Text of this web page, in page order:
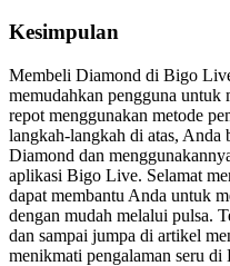
Kesimpulan
Membeli Diamond di Bigo
memudahkan pengguna untuk
repot menggunakan metode
langkah-langkah di atas, Anda
Diamond dan
aplikasi Bigo Live. Selamat
dapat membantu Anda untuk
dengan mudah melalui pulsa.
dan sampai jumpa di artikel
menikmati pengalaman seru